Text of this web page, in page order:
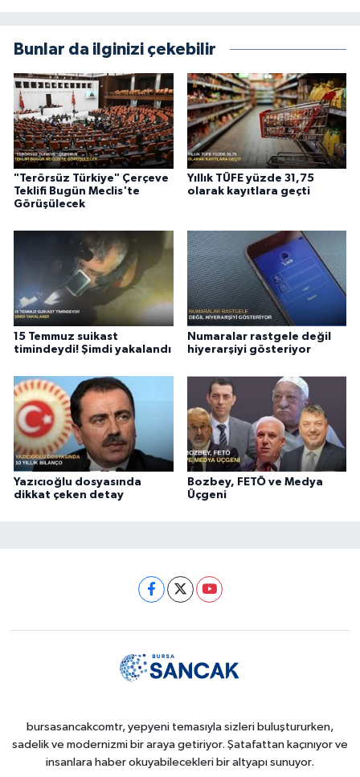
Bunlar da ilginizi çekebilir
"Terörsüz Türkiye" Çerçeve
Teklifi Bugün Meclis'te
Görüşülecek
Yıllık TÜFE yüzde 31,75
olarak kayıtlara geçti
15 Temmuz suikast
timindeydi! Şimdi yakalandı
Numaralar rastgele değil
hiyerarşiyi gösteriyor
Yazıcıoğlu dosyasında
dikkat çeken detay
Bozbey, FETÖ ve Medya
Üçgeni
bursasancakcomtr, yepyeni temasıyla sizleri buluştururken,
sadelik ve modernizmi bir araya getiriyor. Şatafattan kaçınıyor ve
insanlara haber okuyabilecekleri bir altyapı sunuyor.